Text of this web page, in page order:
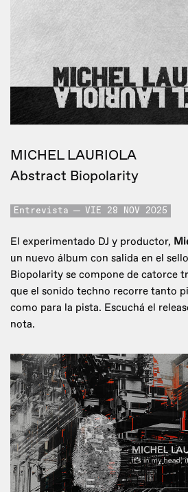
MICHEL LAURIOLA
Abstract Biopolarity
Entrevista VIE 28 NOV 2025
El experimentado DJ y productor,
un nuevo álbum con salida en el
Biopolarity se compone de catorce
que el sonido techno recorre tanto
como para la pista. Escuchá el
nota.